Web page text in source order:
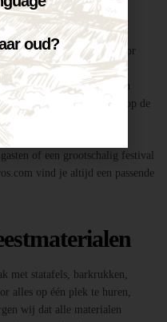
is niet alleen geschikt voor
buurtfeesten,
Dankzij de mobiliteit en
we moeiteloos inspelen op de
of een grootschalig festival
vind je altijd een passende
met statafels, barkrukken,
alles op één plek te huren,
wij dat alle materialen
oud?